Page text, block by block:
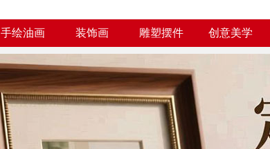
手绘油画 装饰画 雕塑摆件 创意美学